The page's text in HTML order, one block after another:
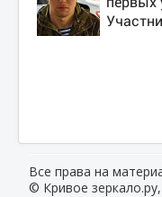
Трампа
Все права на
© Кривое